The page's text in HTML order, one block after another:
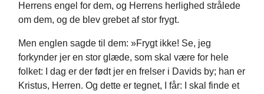
Herrens engel for dem, og Herrens herlighed strålede
om dem, og de blev grebet af stor frygt.
Men englen sagde til dem: »Frygt ikke! Se, jeg
forkynder jer en stor glæde, som skal være for hele
folket: I dag er der født jer en frelser i Davids by; han er
Kristus, Herren. Og dette er tegnet, I får: I skal finde et